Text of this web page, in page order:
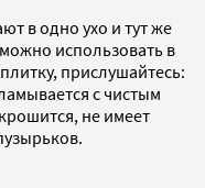
в одно ухо и тут же
использовать в
прислушайтесь:
с чистым
не имеет